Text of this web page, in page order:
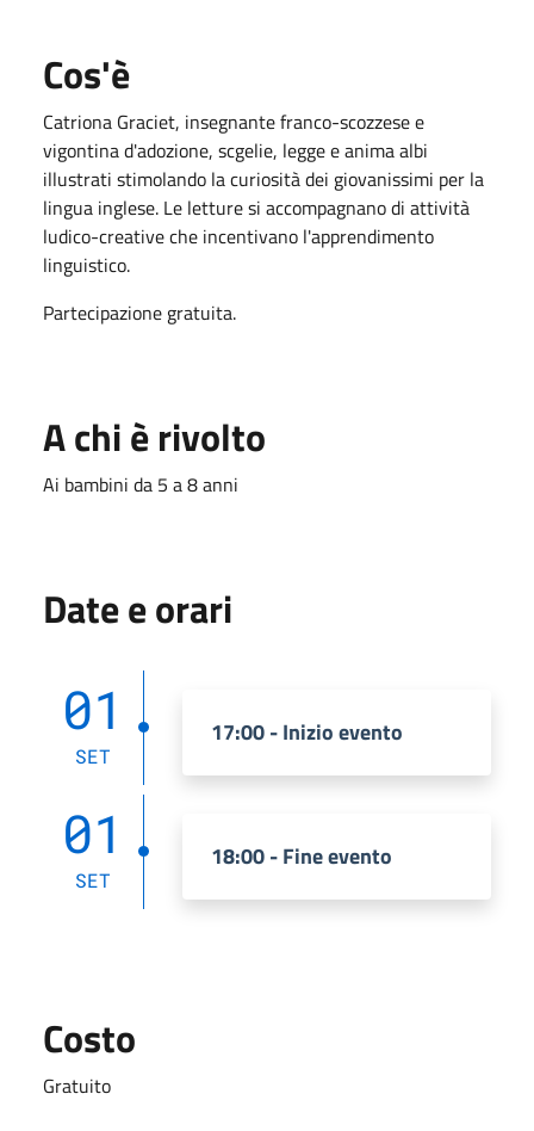
Cos'è
Catriona Graciet, insegnante franco-scozzese e
vigontina d'adozione, scgelie, legge e anima albi
illustrati stimolando la curiosità dei giovanissimi per la
lingua inglese. Le letture si accompagnano di attività
ludico-creative che incentivano l'apprendimento
linguistico.
Partecipazione gratuita.
A chi è rivolto
Ai bambini da 5 a 8 anni
Date e orari
01
SET
17:00 - Inizio evento
01
SET
18:00 - Fine evento
Costo
Gratuito